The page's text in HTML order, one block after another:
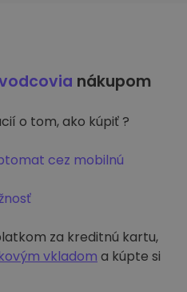
nákupom
o tom, ako kúpiť ?
cez mobilnú
za kreditnú kartu,
vkladom a kúpte si